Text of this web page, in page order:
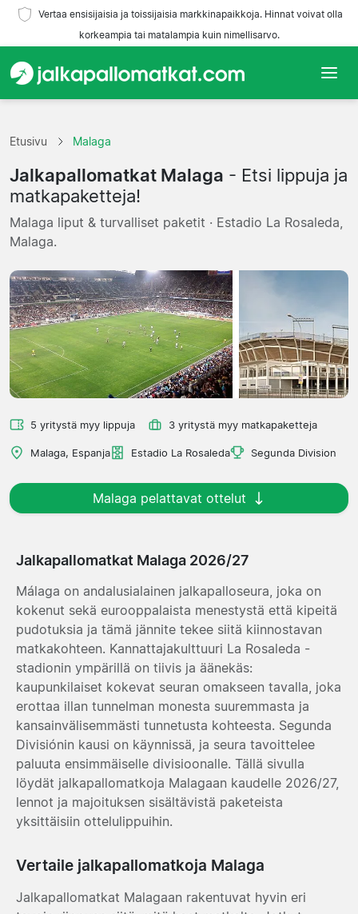
Vertaa ensisijaisia ja toissijaisia markkinapaikkoja. Hinnat voivat olla
korkeampia tai matalampia kuin nimellisarvo.
Joukkueet
Liigat
Matkatoimistoja
Etusivu Malaga
Jalkapallomatkat Malaga - Etsi lippuja ja
matkapaketteja!
Malaga liput & turvalliset paketit · Estadio La Rosaleda,
Malaga.
5 yritystä myy lippuja 3 yritystä myy matkapaketteja
Malaga, Espanja Estadio La Rosaleda Segunda Division
Malaga pelattavat ottelut
Jalkapallomatkat Malaga 2026/27
Málaga on andalusialainen jalkapalloseura, joka on
kokenut sekä eurooppalaista menestystä että kipeitä
pudotuksia ja tämä jännite tekee siitä kiinnostavan
matkakohteen. Kannattajakulttuuri La Rosaleda -
stadionin ympärillä on tiivis ja äänekäs:
kaupunkilaiset kokevat seuran omakseen tavalla, joka
erottaa illan tunnelman monesta suuremmasta ja
kansainvälisemmästi tunnetusta kohteesta. Segunda
Divisiónin kausi on käynnissä, ja seura tavoittelee
paluuta ensimmäiselle divisioonalle. Tällä sivulla
löydät jalkapallomatkoja Malagaan kaudelle 2026/27,
lennot ja majoituksen sisältävistä paketeista
yksittäisiin ottelulippuihin.
Vertaile jalkapallomatkoja Malaga
Jalkapallomatkat Malagaan rakentuvat hyvin eri